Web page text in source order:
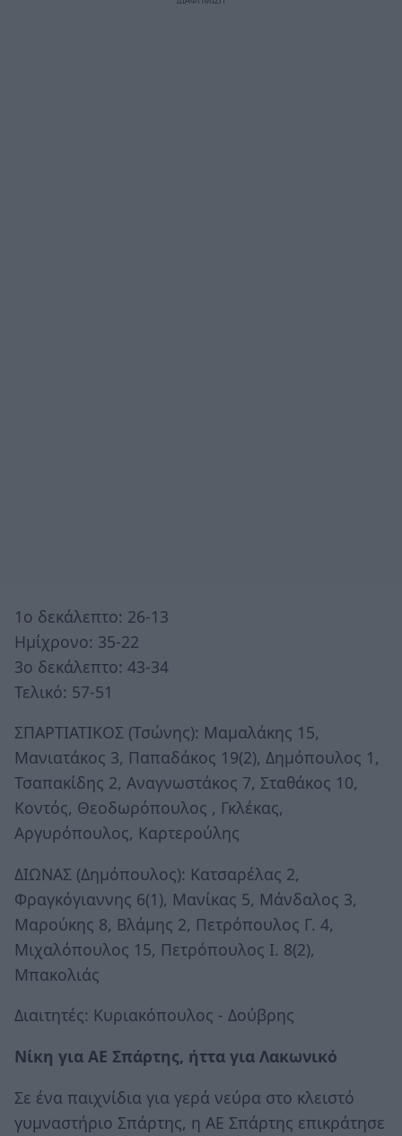
1ο δεκάλεπτο: 26-13
Ημίχρονο: 35-22
3ο δεκάλεπτο: 43-34
Τελικό: 57-51
ΣΠΑΡΤΙΑΤΙΚΟΣ (Τσώνης): Μαμαλάκης 15,
Μανιατάκος 3, Παπαδάκος 19(2), Δημόπουλος 1,
Τσαπακίδης 2, Αναγνωστάκος 7, Σταθάκος 10,
Κοντός, Θεοδωρόπουλος , Γκλέκας,
Αργυρόπουλος, Καρτερούλης
ΔΙΩΝΑΣ (Δημόπουλος): Κατσαρέλας 2,
Φραγκόγιαννης 6(1), Μανίκας 5, Μάνδαλος 3,
Μαρούκης 8, Βλάμης 2, Πετρόπουλος Γ. 4,
Μιχαλόπουλος 15, Πετρόπουλος Ι. 8(2),
Μπακολιάς
Διαιτητές: Κυριακόπουλος - Δούβρης
Νίκη για ΑΕ Σπάρτης, ήττα για Λακωνικό
Σε ένα παιχνίδια για γερά νεύρα στο κλειστό
γυμναστήριο Σπάρτης, η ΑΕ Σπάρτης επικράτησε